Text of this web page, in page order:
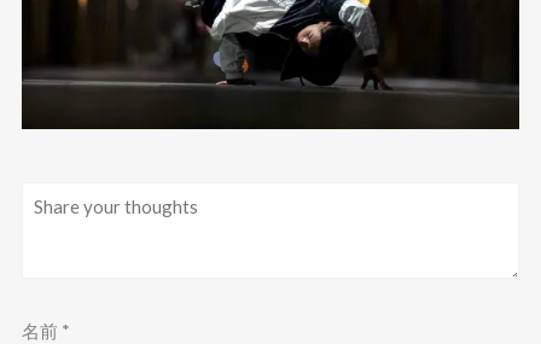
名前 *